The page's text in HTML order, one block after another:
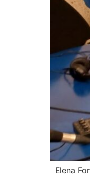
Wie
Elena